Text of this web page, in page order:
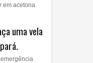
em acetona
uma vela